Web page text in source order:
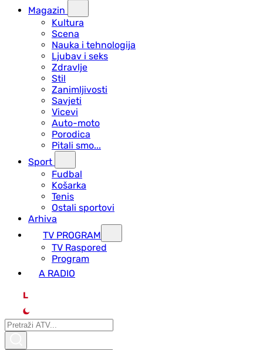
Magazin
Kultura
Scena
Nauka i tehnologija
Ljubav i seks
Zdravlje
Stil
Zanimljivosti
Savjeti
Vicevi
Auto-moto
Porodica
Pitali smo...
Sport
Fudbal
Košarka
Tenis
Ostali sportovi
Arhiva
TV PROGRAM
ТV Raspored
Program
A RADIO
L